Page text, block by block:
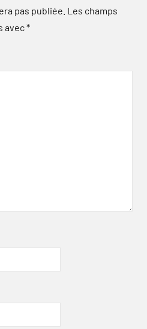
pas publiée. Les champs
avec*